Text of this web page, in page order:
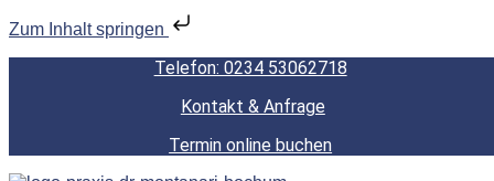
Zum Inhalt springen
Telefon: 0234 53062718
Kontakt & Anfrage
Termin online buchen